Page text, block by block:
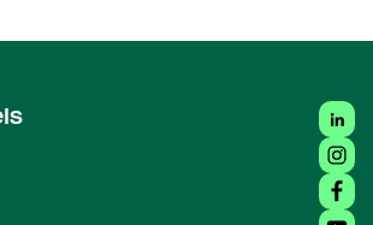
une nouvelle fenêtre)